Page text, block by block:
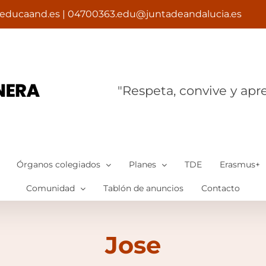
| 04700363.edu@juntadeandalucia.es
"Respeta, convive y
Órganos colegiados Planes TDE Erasmus+
Comunidad Tablón de anuncios Contacto
Jose